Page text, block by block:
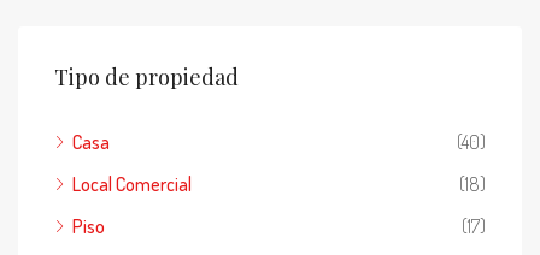
Tipo de propiedad
Casa
(40)
Local Comercial
(18)
Piso
(17)